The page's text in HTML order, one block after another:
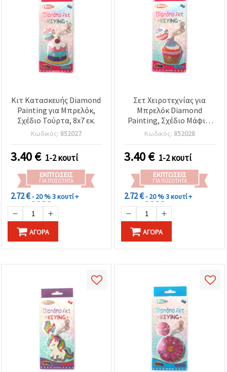
Κιτ Κατασκευής Diamond
Painting για Μπρελόκ,
Σχέδιο Τούρτα, 8x7 εκ.
Κωδικός: 852027
3.40€ 1-2 κουτί
ΕΚΠΤΏΣΕΙΣ
ΓΙΑ ΠΟΣΌΤΗΤΑ
2.72 €- 20 %3 κουτί +
ΑΓΟΡΆ
Σετ Χειροτεχνίας για
Μπρελόκ Diamond
Painting, Σχέδιο Μάφιν,
8x7 εκ., DIY Δώρο για
Παιδιά & Ενήλικες
Κωδικός: 852028
3.40€ 1-2 κουτί
ΕΚΠΤΏΣΕΙΣ
ΓΙΑ ΠΟΣΌΤΗΤΑ
2.72 €- 20 %3 κουτί +
ΑΓΟΡΆ